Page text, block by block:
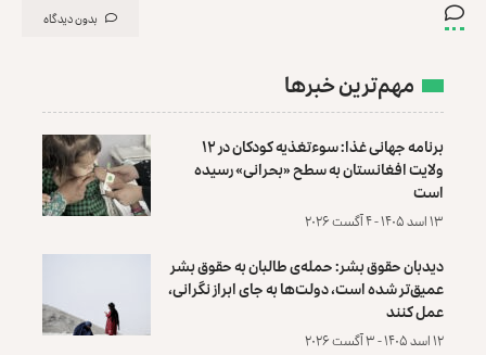
بدون دیدگاه
مهم‌ترین خبرها
برنامه جهانی غذا: سوءتغذیه کودکان در ۱۲
ولایت افغانستان به سطح «بحرانی» رسیده
است
۱۳ اسد ۱۴۰۵ - ۴ آگست ۲۰۲۶
دیدبان حقوق بشر: حمله‌ی طالبان به حقوق بشر
عمیق‌تر شده است، دولت‌ها به جای ابراز نگرانی،
عمل کنند
۱۲ اسد ۱۴۰۵ - ۳ آگست ۲۰۲۶